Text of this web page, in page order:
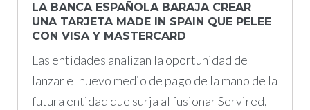
LA BANCA ESPAÑOLA BARAJA CREAR
UNA TARJETA MADE IN SPAIN QUE PELEE
CON VISA Y MASTERCARD
Las entidades analizan la oportunidad de
lanzar el nuevo medio de pago de la mano de la
futura entidad que surja al fusionar Servired,